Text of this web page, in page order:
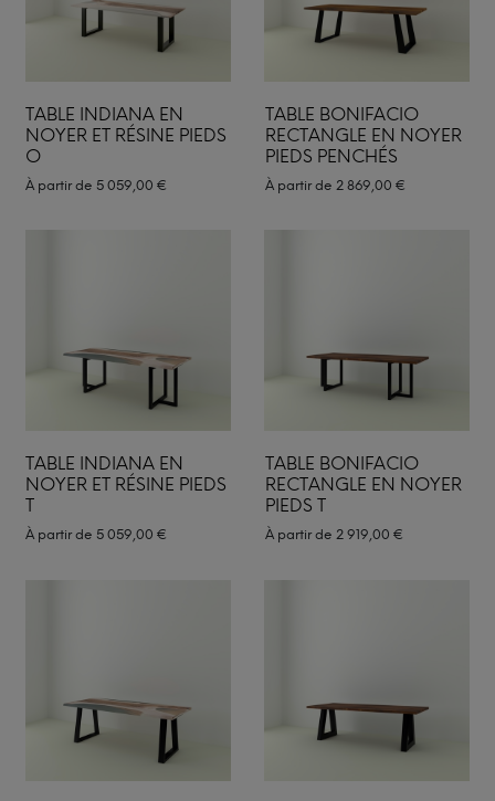
TABLE INDIANA EN
NOYER ET RÉSINE PIEDS
O
À partir de 5 059,00 €
TABLE BONIFACIO
RECTANGLE EN NOYER
PIEDS PENCHÉS
À partir de 2 869,00 €
TABLE INDIANA EN
NOYER ET RÉSINE PIEDS
T
À partir de 5 059,00 €
TABLE BONIFACIO
RECTANGLE EN NOYER
PIEDS T
À partir de 2 919,00 €